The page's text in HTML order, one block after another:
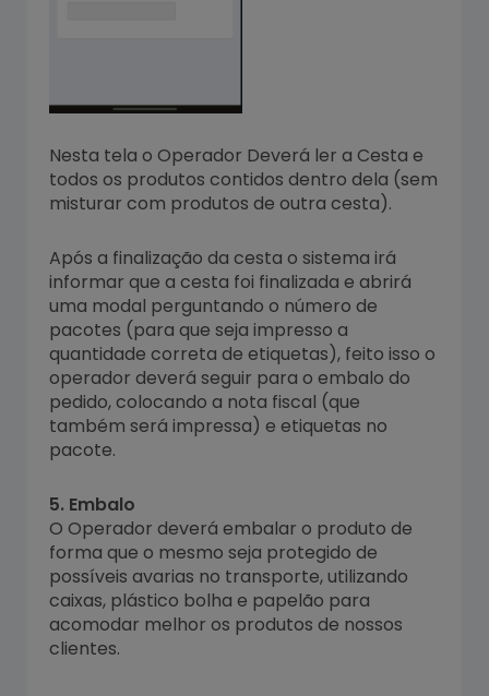
Nesta tela o Operador Deverá ler a Cesta e
todos os produtos contidos dentro dela (sem
misturar com produtos de outra cesta).
Após a finalização da cesta o sistema irá
informar que a cesta foi finalizada e abrirá
uma modal perguntando o número de
pacotes (para que seja impresso a
quantidade correta de etiquetas), feito isso o
operador deverá seguir para o embalo do
pedido, colocando a nota fiscal (que
também será impressa) e etiquetas no
pacote.
5. Embalo
O Operador deverá embalar o produto de
forma que o mesmo seja protegido de
possíveis avarias no transporte, utilizando
caixas, plástico bolha e papelão para
acomodar melhor os produtos de nossos
clientes.